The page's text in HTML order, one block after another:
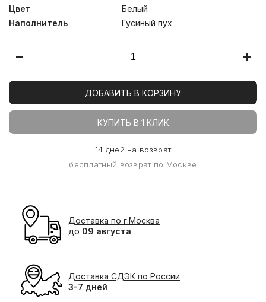
Цвет
Белый
Наполнитель
Гусиный пух
ДОБАВИТЬ В КОРЗИНУ
КУПИТЬ В 1 КЛИК
14 дней на возврат
бесплатный возврат по Москве
Доставка по г.Москва
до 09 августа
Доставка СДЭК по России
3-7 дней